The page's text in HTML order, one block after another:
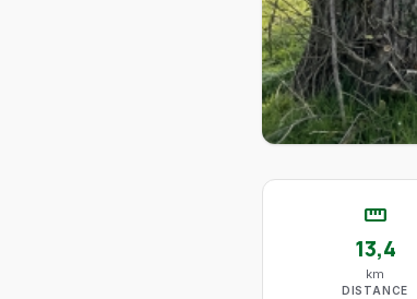
straighten
13,4
km
DISTANCE